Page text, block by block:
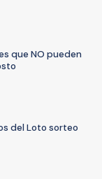
que NO pueden
del Loto sorteo